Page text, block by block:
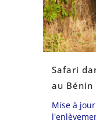
Safari
au Bénin
Mise à